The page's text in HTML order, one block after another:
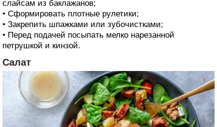
слайсам из баклажанов;
• Сформировать плотные рулетики;
• Закрепить шпажками или зубочистками;
• Перед подачей посыпать мелко нарезанной
петрушкой и кинзой.
Салат